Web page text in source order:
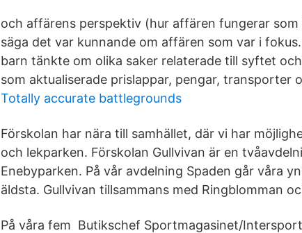
och affärens perspektiv (hur affären fungerar
säga det var kunnande om affären som var i
barn tänkte om olika saker relaterade till syftet
som aktualiserade prislappar, pengar, transporter
Totally accurate battlegrounds
Förskolan har nära till samhället, där vi har
och lekparken. Förskolan Gullvivan är en
Enebyparken. På vår avdelning Spaden går våra
äldsta. Gullvivan tillsammans med Ringblomman
På våra fem Butikschef Sportmagasinet/